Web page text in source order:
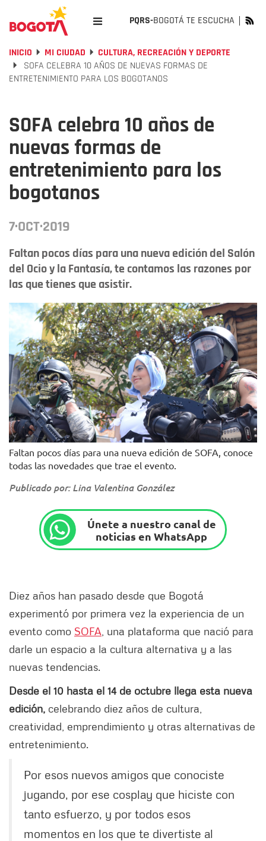
PQRS-BOGOTÁ TE ESCUCHA
INICIO MI CIUDAD
CULTURA, RECREACIÓN Y DEPORTE
SOFA CELEBRA 10 AÑOS DE NUEVAS FORMAS DE
ENTRETENIMIENTO PARA LOS BOGOTANOS
SOFA celebra 10 años de
nuevas formas de
entretenimiento para los
bogotanos
7·OCT·2019
Faltan pocos días para una nueva edición del Salón
del Ocio y la Fantasía, te contamos las razones por
las que tienes que asistir.
Faltan pocos días para una nueva edición de SOFA, conoce
todas las novedades que trae el evento.
Publicado por: Lina Valentina González
Únete a nuestro canal de
noticias en WhatsApp
Diez años han pasado desde que Bogotá
experimentó por primera vez la experiencia de un
evento como SOFA , una plataforma que nació para
darle un espacio a la cultura alternativa y a las
nuevas tendencias.
Desde el 10 hasta el 14 de octubre llega esta nueva
edición, celebrando diez años de cultura,
creatividad, emprendimiento y otras alternativas de
entretenimiento.
Por esos nuevos amigos que conociste
jugando, por ese cosplay que hiciste con
tanto esfuerzo, y por todos esos
momentos en los que te divertiste al